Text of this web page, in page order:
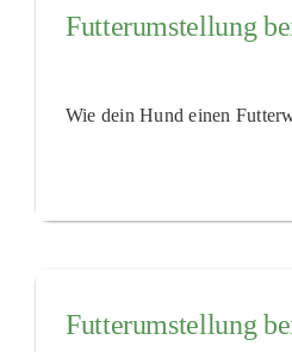
Futterumstellung
Wie dein Hund einen
Futterumstellung